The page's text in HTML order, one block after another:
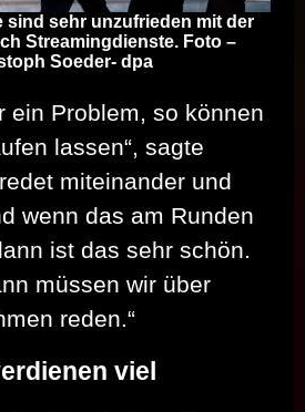
sind sehr unzufrieden mit der
Streamingdienste. Foto –
Soeder- dpa
ein Problem, so können
lassen“, sagte
miteinander und
wenn das am Runden
ist das sehr schön.
müssen wir über
reden.“
viel